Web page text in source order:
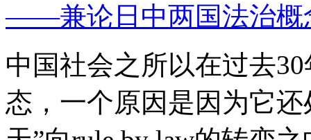
——兼论日中两国法治概
中国社会之所以在过去
态，一个原因是因为它